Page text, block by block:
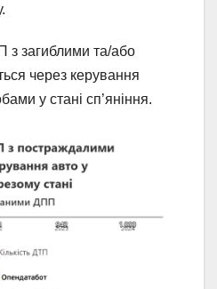
з загиблими та/або
через керування
у стані сп’яніння.